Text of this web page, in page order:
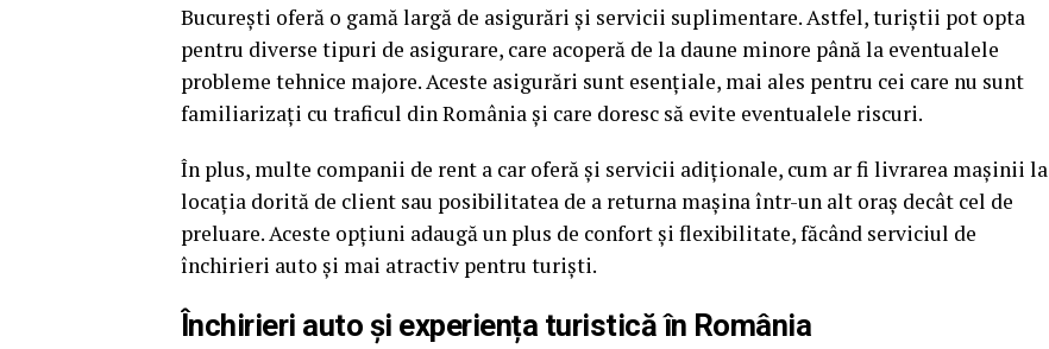
București oferă o gamă largă de asigurări și servicii suplimentare. Astfel, turiștii pot opta
pentru diverse tipuri de asigurare, care acoperă de la daune minore până la eventualele
probleme tehnice majore. Aceste asigurări sunt esențiale, mai ales pentru cei care nu sunt
familiarizați cu traficul din România și care doresc să evite eventualele riscuri.
În plus, multe companii de rent a car oferă și servicii adiționale, cum ar fi livrarea mașinii la
locația dorită de client sau posibilitatea de a returna mașina într-un alt oraș decât cel de
preluare. Aceste opțiuni adaugă un plus de confort și flexibilitate, făcând serviciul de
închirieri auto și mai atractiv pentru turiști.
Închirieri auto și experiența turistică în România